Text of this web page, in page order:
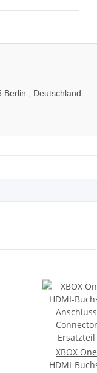
Berlin , Deutschland
XBOX One
HDMI-